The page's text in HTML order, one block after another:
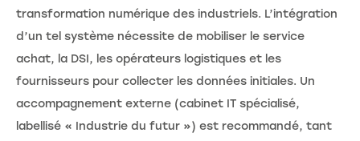
transformation numérique des industriels. L’intégration
d’un tel système nécessite de mobiliser le service
achat, la DSI, les opérateurs logistiques et les
fournisseurs pour collecter les données initiales. Un
accompagnement externe (cabinet IT spécialisé,
labellisé « Industrie du futur ») est recommandé, tant